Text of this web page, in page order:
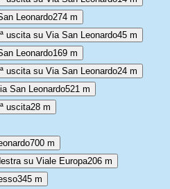
Leonardo274 m
uscita su Via San Leonardo45 m
Leonardo169 m
uscita su Via San Leonardo24 m
San Leonardo521 m
uscita28 m
700 m
su Viale Europa206 m
345 m